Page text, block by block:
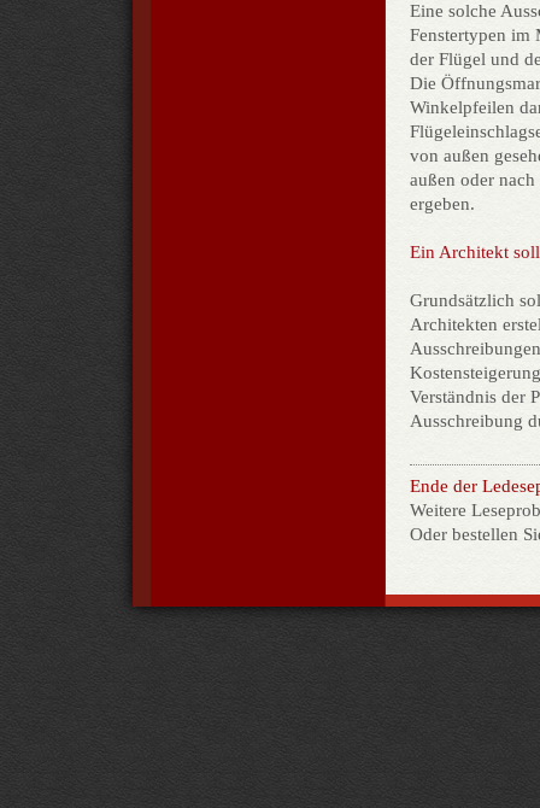
Eine solche
Fenstertypen im
der Flügel und
Die
Winkelpfeilen
von außen
außen oder
ergeben.
Ein Architekt
Grundsätzlich
Architekten
Verständnis der
Ausschreibung
Ende der
Weitere
Oder bestellen